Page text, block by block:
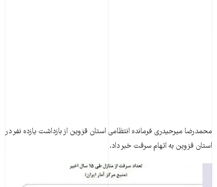
محمدرضا میرحیدری فرمانده انتظامی استان قزوین از بازداشت یازده نفر در
استان قزوین به اتهام سرقت خبر داد.